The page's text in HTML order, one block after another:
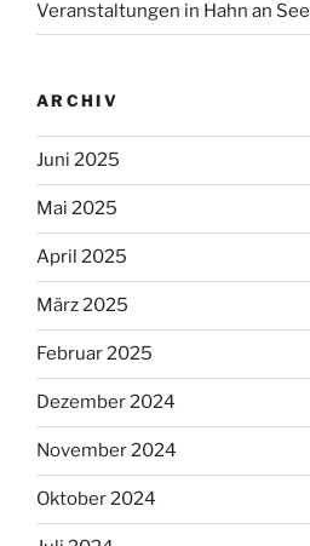
Veranstaltungen in Hahn an See
ARCHIV
Juni 2025
Mai 2025
April 2025
März 2025
Februar 2025
Dezember 2024
November 2024
Oktober 2024